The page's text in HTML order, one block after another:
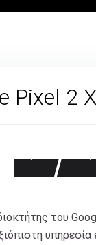
Pixel 2
του